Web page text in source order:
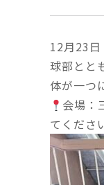
12月23
球部とと
体が一つ
会場：
てくださ